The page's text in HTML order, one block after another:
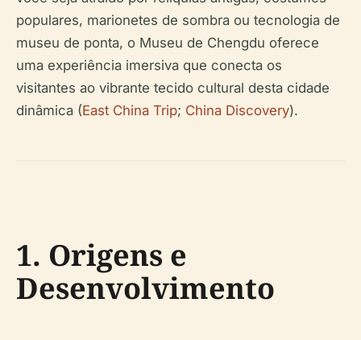
populares, marionetes de sombra ou tecnologia de
museu de ponta, o Museu de Chengdu oferece
uma experiência imersiva que conecta os
visitantes ao vibrante tecido cultural desta cidade
dinâmica (East China Trip; China Discovery).
1. Origens e
Desenvolvimento